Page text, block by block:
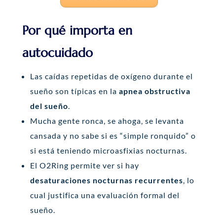
Por qué importa en
autocuidado
Las caídas repetidas de oxígeno durante el
sueño son típicas en la apnea obstructiva
del sueño.
Mucha gente ronca, se ahoga, se levanta
cansada y no sabe si es “simple ronquido” o
si está teniendo microasfixias nocturnas.
El O2Ring permite ver si hay
desaturaciones nocturnas recurrentes, lo
cual justifica una evaluación formal del
sueño.